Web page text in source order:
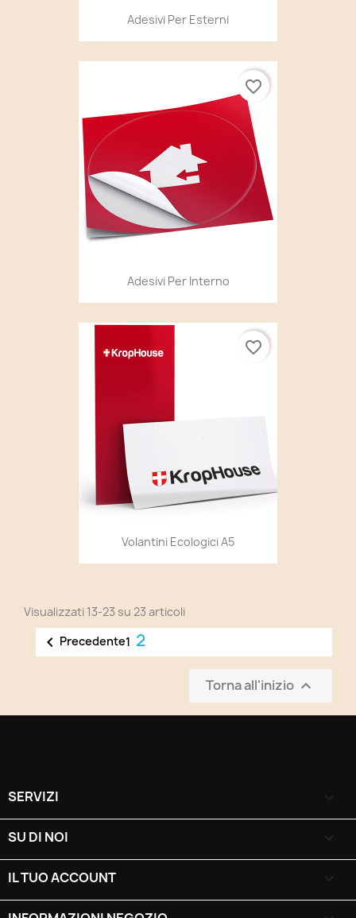
Adesivi Per Esterni
Adesivi Per Interno
favorite_border
Volantini Ecologici A5
favorite_border
Visualizzati 13-23 su 23 articoli
 Precedente1 2
Torna all'inizio 
SERVIZI
SU DI NOI
IL TUO ACCOUNT